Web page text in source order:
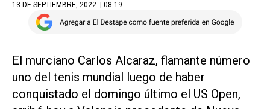
13 DE SEPTIEMBRE, 2022 | 08.19
El murciano Carlos Alcaraz, flamante número
uno del tenis mundial luego de haber
conquistado el domingo último el US Open,